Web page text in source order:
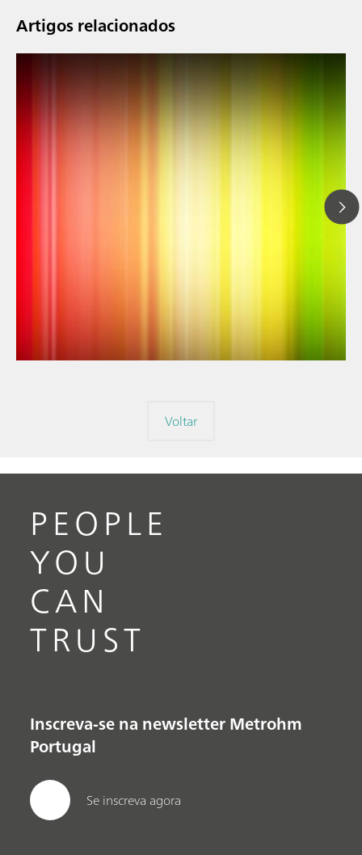
Artigos relacionados
Voltar
PEOPLE
YOU
CAN
TRUST
Inscreva-se na newsletter Metrohm
Portugal
Se inscreva agora